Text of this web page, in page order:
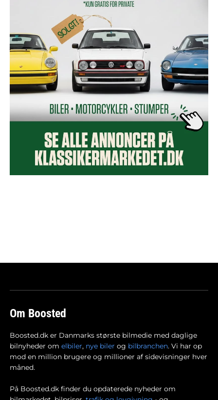
Om Boosted
Boosted.dk er Danmarks største bilmedie med daglige
bilnyheder om elbiler, nye biler og bilbranchen. Vi har op
mod en million brugere og millioner af sidevisninger hver
måned.
På Boosted.dk finder du opdaterede nyheder om